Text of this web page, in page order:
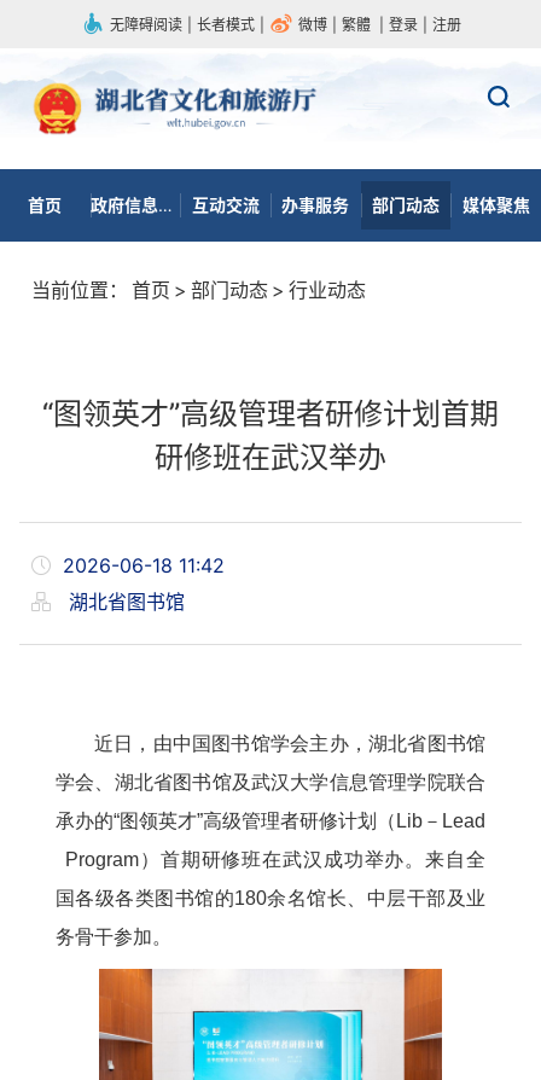
无障碍阅读 长者模式 微博 繁體 登录 注册
首页 政府信息公开 互动交流 办事服务 部门动态 媒体聚焦
当前位置： 首页 > 部门动态 > 行业动态
“图领英才”高级管理者研修计划首期
研修班在武汉举办
2026-06-18 11:42
湖北省图书馆
近日，由中国图书馆学会主办，湖北省图书馆
学会、湖北省图书馆及武汉大学信息管理学院联合
承办的“图领英才”高级管理者研修计划（Lib－Lead
Program）首期研修班在武汉成功举办。来自全
国各级各类图书馆的180余名馆长、中层干部及业
务骨干参加。